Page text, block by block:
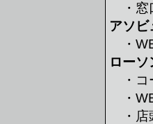
・窓
アソビ
・
ロー
・コ
・
・店